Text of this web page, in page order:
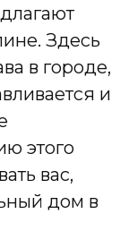
Здесь
в городе,
и
этого
вас,
дом в